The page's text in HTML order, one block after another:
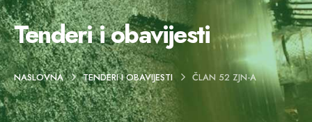
Tenderi i obavijesti
NASLOVNA TENDERI I OBAVIJESTI ČLAN 52 ZJN-A